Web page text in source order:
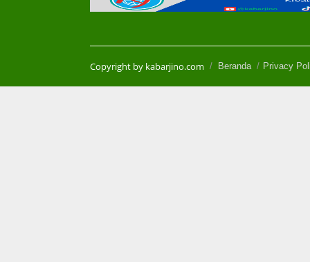
Copyright by kabarjino.com Beranda Privacy